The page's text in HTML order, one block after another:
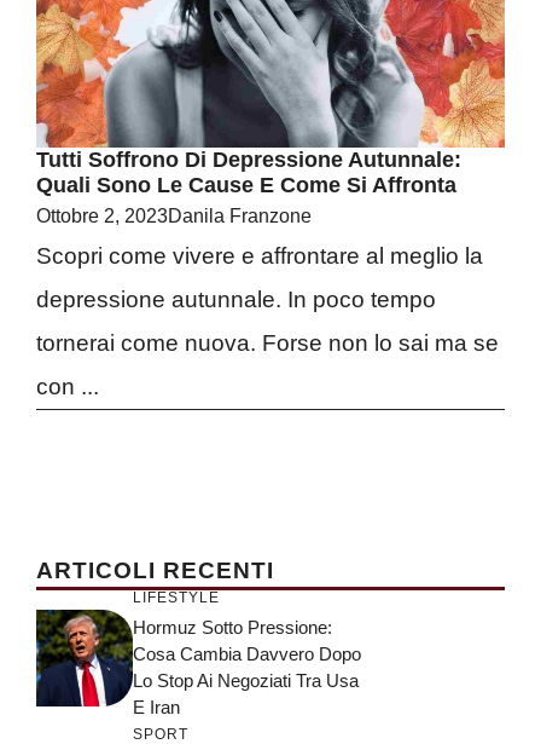
Tutti Soffrono Di Depressione Autunnale:
Quali Sono Le Cause E Come Si Affronta
Ottobre 2, 2023Danila Franzone
Scopri come vivere e affrontare al meglio la
depressione autunnale. In poco tempo
tornerai come nuova. Forse non lo sai ma se
con ...
ARTICOLI RECENTI
LIFESTYLE
Hormuz Sotto Pressione:
Cosa Cambia Davvero Dopo
Lo Stop Ai Negoziati Tra Usa
E Iran
SPORT